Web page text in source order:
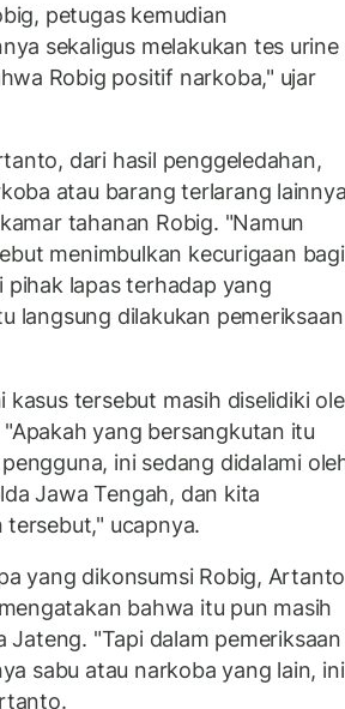
petugas kemudian
sekaligus melakukan tes urine
Robig positif narkoba," ujar
dari hasil penggeledahan,
atau barang terlarang lainnya
tahanan Robig. "Namun
menimbulkan kecurigaan bagi
pihak lapas terhadap yang
langsung dilakukan pemeriksaan
tersebut masih diselidiki
yang bersangkutan itu
ini sedang didalami
Jawa Tengah, dan kita
tersebut," ucapnya.
yang dikonsumsi Robig, Artanto
bahwa itu pun masih
Jateng. "Tapi dalam pemeriksaan
sabu atau narkoba yang lain, ini